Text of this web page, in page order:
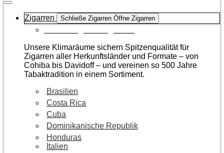
Zigarren Schließe Zigarren Öffne Zigarren
Unsere Klimaräume sichern Spitzenqualität für
Zigarren aller Herkunftsländer und Formate – von
Cohiba bis Davidoff – und vereinen so 500 Jahre
Tabaktradition in einem Sortiment.
Brasilien
Costa Rica
Cuba
Dominikanische Republik
Honduras
Italien